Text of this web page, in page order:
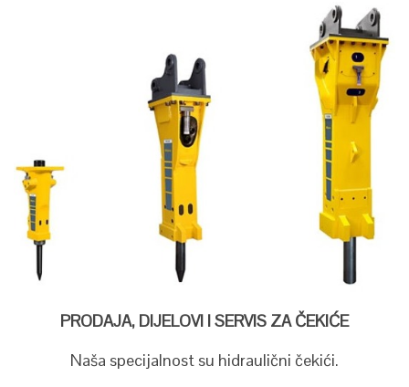
PRODAJA, DIJELOVI I SERVIS ZA ČEKIĆE
Naša specijalnost su hidraulični čekići.